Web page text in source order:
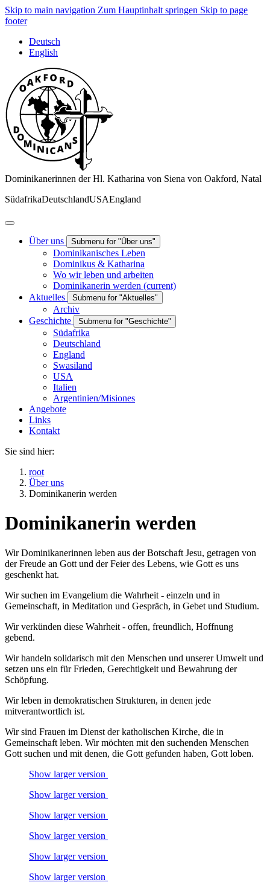
Skip to main navigation Zum Hauptinhalt springen Skip to page
footer
Deutsch
English
Dominikanerinnen der Hl. Katharina von Siena von Oakford, Natal
SüdafrikaDeutschlandUSAEngland
Über uns Submenu for "Über uns"
Dominikanisches Leben
Dominikus & Katharina
Wo wir leben und arbeiten
Dominikanerin werden (current)
Aktuelles
Submenu for "Aktuelles"
Archiv
Geschichte
Submenu for "Geschichte"
Südafrika
Deutschland
England
Swasiland
USA
Italien
Argentinien/Misiones
Angebote
Links
Kontakt
Sie sind hier:
root
Über uns
Dominikanerin werden
Dominikanerin werden
Wir Dominikanerinnen leben aus der Botschaft Jesu, getragen von
der Freude an Gott und der Feier des Lebens, wie Gott es uns
geschenkt hat.
Wir suchen im Evangelium die Wahrheit - einzeln und in
Gemeinschaft, in Meditation und Gespräch, in Gebet und Studium.
Wir verkünden diese Wahrheit - offen, freundlich, Hoffnung
gebend.
Wir handeln solidarisch mit den Menschen und unserer Umwelt und
setzen uns ein für Frieden, Gerechtigkeit und Bewahrung der
Schöpfung.
Wir leben in demokratischen Strukturen, in denen jede
mitverantwortlich ist.
Wir sind Frauen im Dienst der katholischen Kirche, die in
Gemeinschaft leben. Wir möchten mit den suchenden Menschen
Gott suchen und mit denen, die Gott gefunden haben, Gott loben.
Show larger version
Show larger version
Show larger version
Show larger version
Show larger version
Show larger version